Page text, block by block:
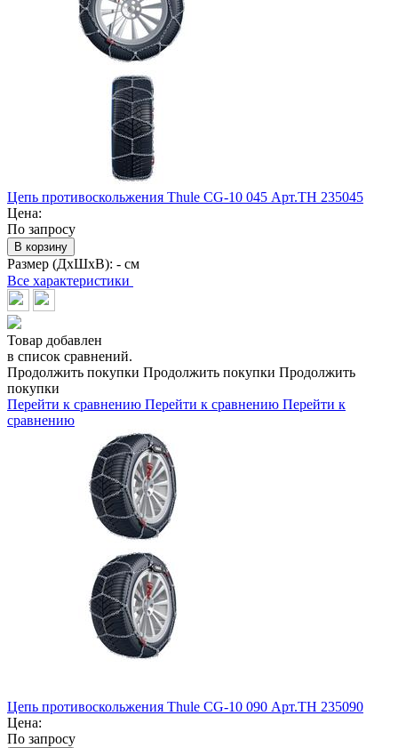
Цепь противоскольжения Thule CG-10 045 Арт.TH 235045
Цена:
По запросу
В корзину
Размер (ДхШхВ): - см
Все характеристики
Товар добавлен
в список сравнений.
Продолжить покупки Продолжить покупки Продолжить
покупки
Перейти к сравнению Перейти к сравнению Перейти к
сравнению
Цепь противоскольжения Thule CG-10 090 Арт.TH 235090
Цена:
По запросу